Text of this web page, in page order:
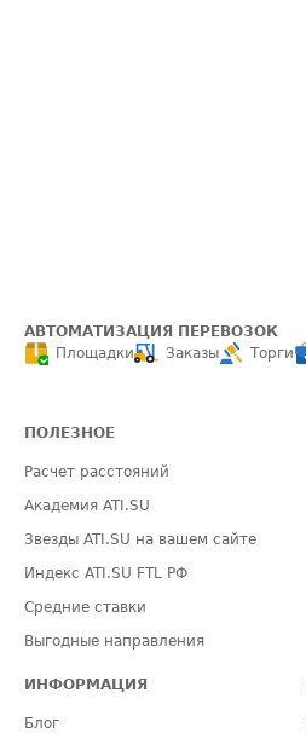
АВТОМАТИЗАЦИЯ ПЕРЕВОЗОК
Площадки
Заказы Торги
ПОЛЕЗНОЕ
Расчет расстояний
Академия ATI.SU
Звезды ATI.SU на вашем сайте
Индекс ATI.SU FTL РФ
Средние ставки
Выгодные направления
ИНФОРМАЦИЯ
Блог